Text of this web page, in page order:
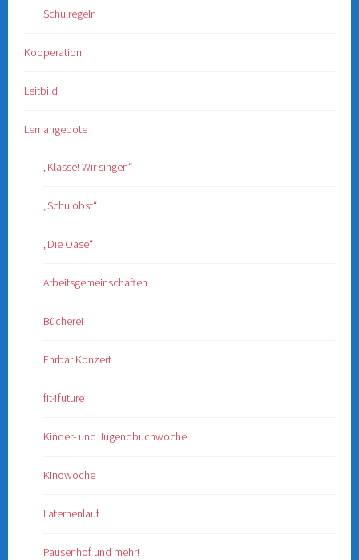
Schulregeln
Kooperation
Leitbild
Lernangebote
„Klasse! Wir singen“
„Schulobst“
„Die Oase“
Arbeitsgemeinschaften
Bücherei
Ehrbar Konzert
fit4future
Kinder- und Jugendbuchwoche
Kinowoche
Laternenlauf
Pausenhof und mehr!